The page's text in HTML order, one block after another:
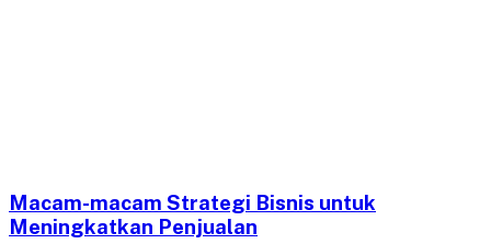
Macam-macam Strategi Bisnis untuk
Meningkatkan Penjualan